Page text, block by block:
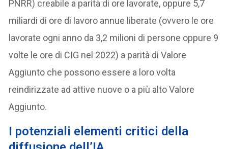
PNRR) creabile a parità di ore lavorate, oppure 5,7
miliardi di ore di lavoro annue liberate (ovvero le ore
lavorate ogni anno da 3,2 milioni di persone oppure 9
volte le ore di CIG nel 2022) a parità di Valore
Aggiunto che possono essere a loro volta
reindirizzate ad attive nuove o a più alto Valore
Aggiunto.
I potenziali elementi critici della